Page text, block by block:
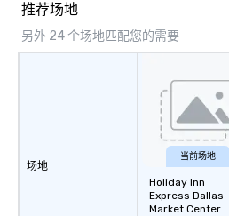
推荐场地
另外 24 个场地匹配您的需要
场地
当前场地
Holiday Inn
Express Dallas
Market Center